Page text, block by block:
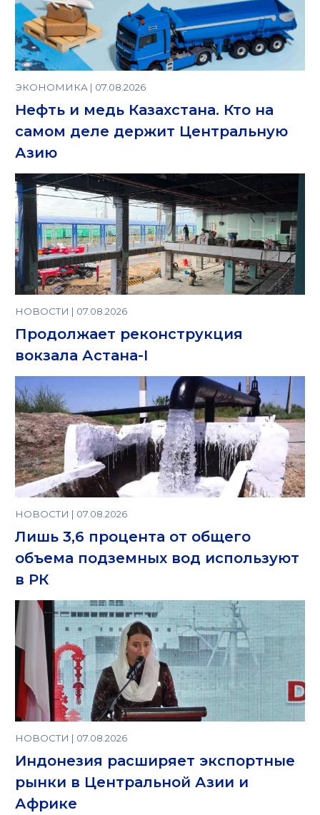
ЭКОНОМИКА | 07.08.2026
Нефть и медь Казахстана. Кто на
самом деле держит Центральную
Азию
НОВОСТИ | 07.08.2026
Продолжает реконструкция
вокзала Астана-I
НОВОСТИ | 07.08.2026
Лишь 3,6 процента от общего
объема подземных вод используют
в РК
НОВОСТИ | 07.08.2026
Индонезия расширяет экспортные
рынки в Центральной Азии и
Африке